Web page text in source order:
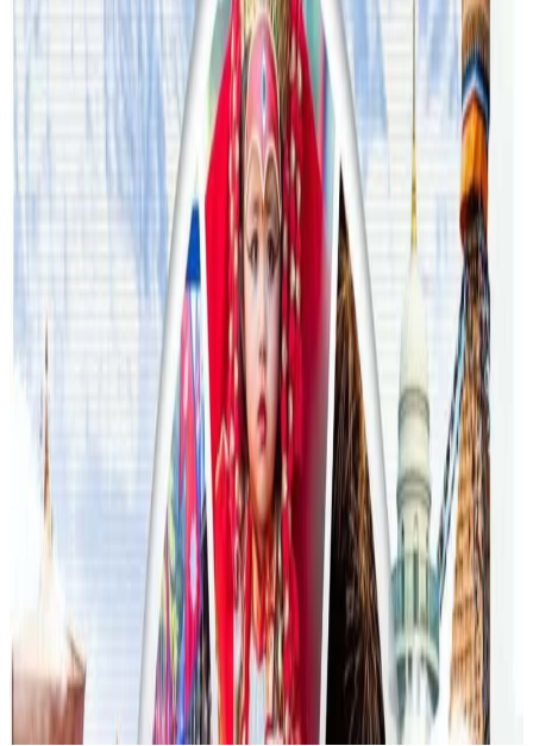
अष्ट्रेलियामा मन्त्रालयका कर्मचारीले भ्रष्टाचार गरेको
भेटिएपछि शिक्षा मन्त्रीले दिइन् राजीनामा
अन्तर्राष्ट्रिय विद्यार्थी आकर्षित गर्न भिक्टोरियाले बनायो
२०२६ जुलाई २३
फिफा विश्वकपमा अस्ट्रेलियाको टोलीका लागि
रणनीति बनाउने नेपाली युवा
२०२६ जुलाई २३
एनपिएल अष्ट्रेलियाको पाँचौं संस्करणमा कृष्ण कार्की
सबैभन्दा महँगा खेलाडी
२०२६ जुलाई १९
डार्विनमा नेपाल फेस्टिभल हुँदै
२०२६ जुन ११